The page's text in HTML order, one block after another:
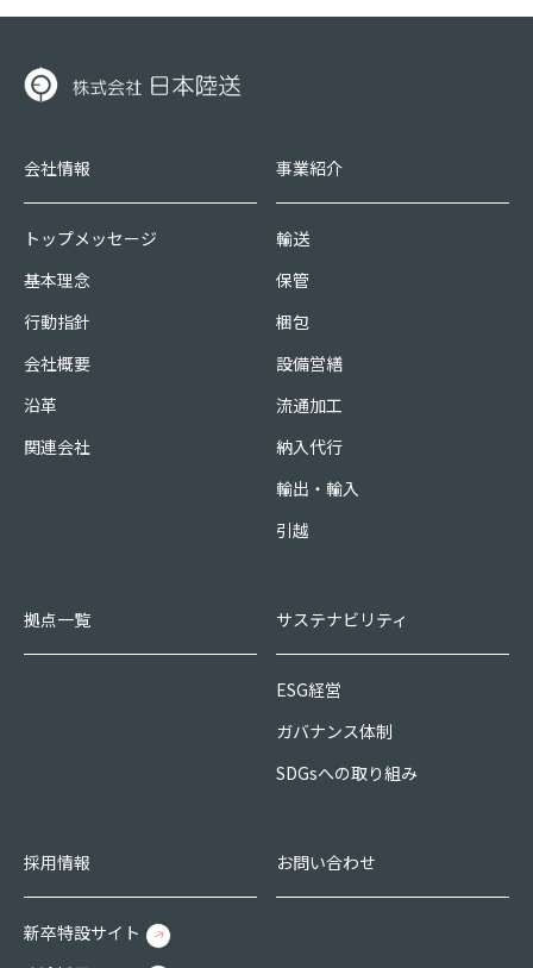
会社情報
トップメッセージ
基本理念
行動指針
会社概要
沿革
関連会社
事業紹介
輸送
保管
梱包
設備営繕
流通加工
納入代行
輸出・輸入
引越
拠点一覧 サステナビリティ
ESG経営
ガバナンス体制
SDGsへの取り組み
採用情報
新卒特設サイト
お問い合わせ